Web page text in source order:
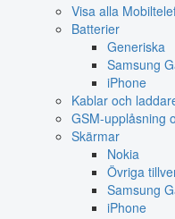
Visa alla
Batterier
Generiska
Samsung
iPhone
Kablar och
GSM-upplåsning
Skärmar
Nokia
Övriga
Samsung
iPhone